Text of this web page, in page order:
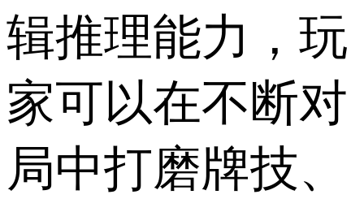
辑推理能力，玩
家可以在不断对
局中打磨牌技、